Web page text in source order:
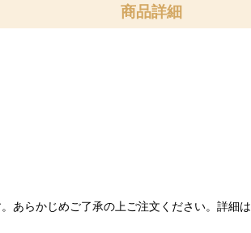
商品詳細
あらかじめご了承の上ご注文ください。詳細は